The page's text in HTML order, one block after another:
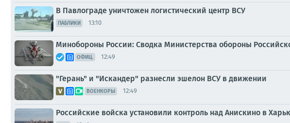
В Павлограде уничтожен логистический центр ВСУ
ПАБЛИКИ 13:10
Минобороны России: Сводка Министерства обороны
ОФИЦ. 12:49
"Герань" и "Искандер" разнесли эшелон ВСУ в движении
ВОЕНКОРЫ 12:49
Российские войска установили контроль над Анискино в